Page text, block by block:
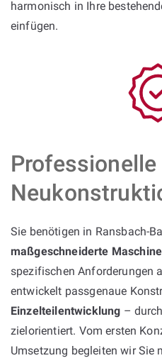
harmonisch in Ihre
einfügen.
Professionelle
Sie benötigen in Ransbach-
maßgeschneiderte
spezifischen Anforderungen
entwickelt passgenaue
Einzelteilentwicklung –
zielorientiert. Vom ersten
Umsetzung begleiten wir Sie